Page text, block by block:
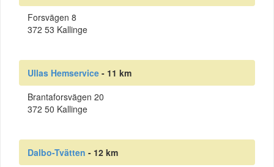
Forsvägen 8
372 53 Kallinge
Ullas Hemservice - 11 km
Brantaforsvägen 20
372 50 Kallinge
Dalbo-Tvätten - 12 km